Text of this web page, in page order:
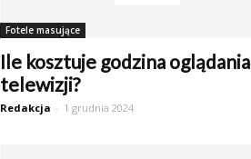
Fotele masujące
Ile kosztuje godzina oglądania
telewizji?
Redakcja - 1 grudnia 2024